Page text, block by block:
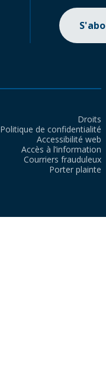
Droits
Politique de confidentialité
Accessibilité web
Accès à l’information
Courriers frauduleux
Porter plainte